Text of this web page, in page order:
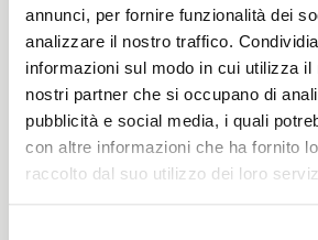
annunci, per fornire funzionalità dei
analizzare il nostro traffico.
informazioni sul modo in cui utilizza il
nostri partner che si occupano di
pubblicità e social media, i quali
con altre informazioni che ha fornito
raccolto dal suo utilizzo dei loro
260 G/MLIN
Altezza
140/144 CM